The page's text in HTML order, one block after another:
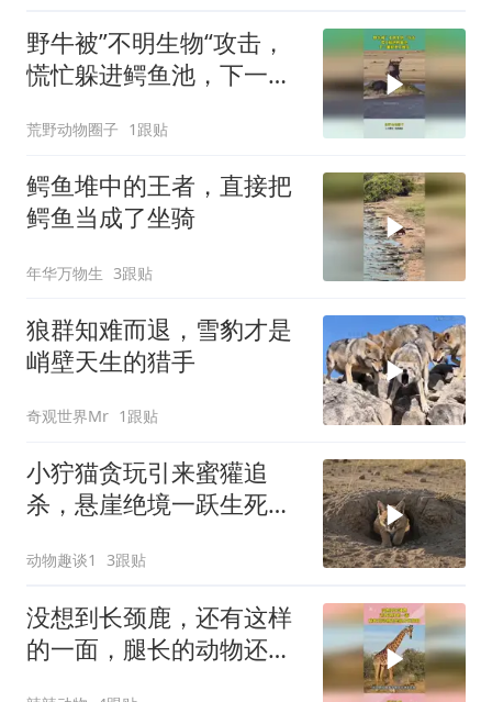
野牛被”不明生物“攻击，
慌忙躲进鳄鱼池，下一幕
荒野动物圈子 1跟贴
鳄鱼堆中的王者，直接把
鳄鱼当成了坐骑
年华万物生 3跟贴
狼群知难而退，雪豹才是
峭壁天生的猎手
奇观世界Mr 1跟贴
小狞猫贪玩引来蜜獾追
杀，悬崖绝境一跃生死翻
动物趣谈1 3跟贴
没想到长颈鹿，还有这样
的一面，腿长的动物还是